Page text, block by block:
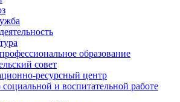
образование
совет
ресурсный центр
и воспитательной работе